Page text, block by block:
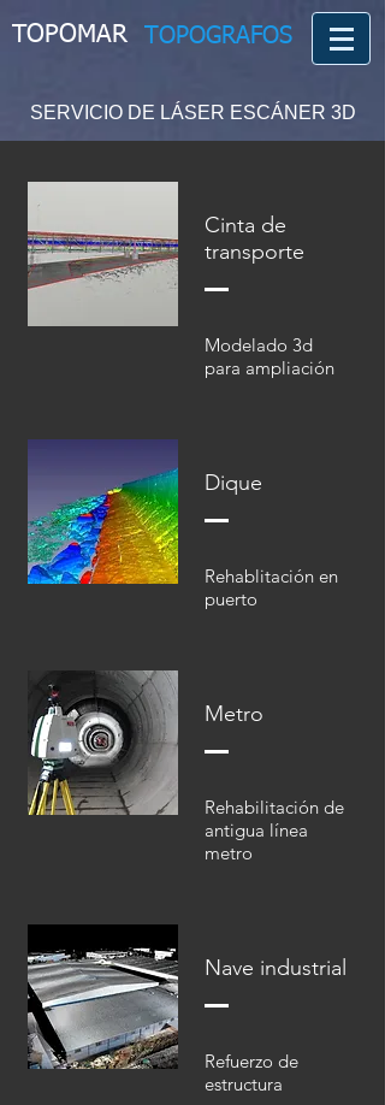
TOPOMAR TOPOGRAFOS
SERVICIO DE LÁSER ESCÁNER 3D
Cinta de
transporte
Modelado 3d
para ampliación
Dique
Rehablitación en
puerto
Metro
Rehabilitación de
antigua línea
metro
Nave industrial
Refuerzo de
estructura